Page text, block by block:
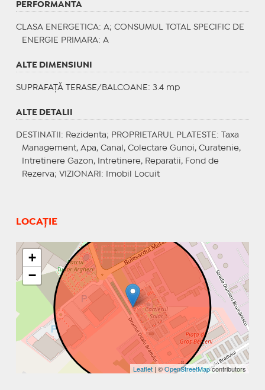
PERFORMANTA
CLASA ENERGETICA: A; CONSUMUL TOTAL SPECIFIC DE
ENERGIE PRIMARA: A
ALTE DIMENSIUNI
SUPRAFAȚĂ TERASE/BALCOANE: 3.4 mp
ALTE DETALII
DESTINATII : Rezidenta; PROPRIETARUL PLATESTE : Taxa
Management, Apa, Canal, Colectare Gunoi, Curatenie,
Intretinere Gazon, Intretinere, Reparatii, Fond de
Rezerva; VIZIONARI : Imobil Locuit
LOCAȚIE
+
−
Leaflet | ©OpenStreetMapcontributors